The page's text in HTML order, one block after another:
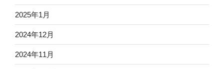
2025年1月
2024年12月
2024年11月